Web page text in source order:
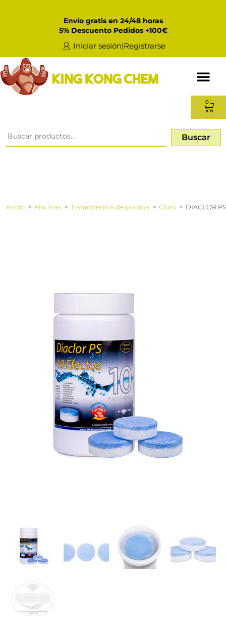
Envío gratis en 24/48 horas
5% Descuento Pedidos +100€
Iniciar sesión|Registrarse
0
Buscar
Inicio > Piscinas > Tratamientos de piscina > Cloro > DIACLOR